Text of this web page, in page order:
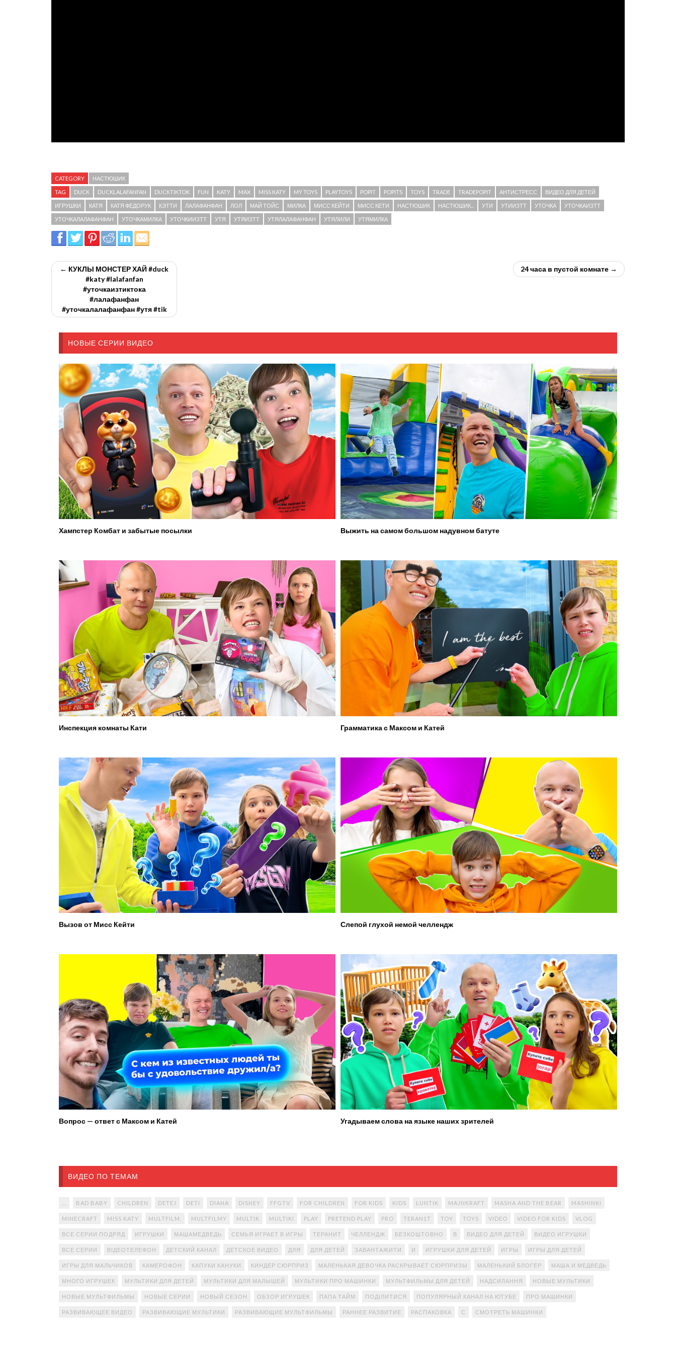
CATEGORY НАСТЮШИК
TAG DUCK DUCKLALAFANFAN DUCKTIKTOK FUN KATY MAX MISS KATY MY TOYS PLAYTOYS POPIT POPITS TOYS TRADE TRADEPOPIT АНТИСТРЕСС ВИДЕО ДЛЯ ДЕТЕЙ
ИГРУШКИ КАТЯ КАТЯ ФЕДОРУК КЭТТИ ЛАЛАФАНФАН ЛОЛ МАЙ ТОЙС МИЛКА МИСС КЕЙТИ МИСС КЕТИ НАСТЮШИК НАСТЮШИК... УТИ УТИИЗТТ УТОЧКА УТОЧКАИЗТТ
УТОЧКАЛАЛАФАНФАН УТОЧКАМИЛКА УТОЧКИИЗТТ УТЯ УТЯИЗТТ УТЯЛАЛАФАНФАН УТЯЛИЛИ УТЯМИЛКА
← КУКЛЫ МОНСТЕР ХАЙ #duck
#katy #lalafanfan
#уточкаизтиктока
#лалафанфан
#уточкалалафанфан #утя #tik
24 часа в пустой комнате →
НОВЫЕ СЕРИИ ВИДЕО
Хампстер Комбат и забытые посылки Выжить на самом большом надувном батуте
Инспекция комнаты Кати Грамматика с Максом и Катей
Вызов от Мисс Кейти Слепой глухой немой челлендж
Вопрос — ответ с Максом и Катей Угадываем слова на языке наших зрителей
ВИДЕО ПО ТЕМАМ
BAD BABY CHILDREN DETEJ DETI DIANA DISNEY FFGTV FOR CHILDREN FOR KIDS KIDS LUNTIK MAJNKRAFT MASHA AND THE BEAR MASHINKI
MINECRAFT MISS KATY MULTFILM. MULTFILMY MULTIK MULTIKI PLAY PRETEND PLAY PRO TERAN1T TOY TOYS VIDEO VIDEO FOR KIDS VLOG
ВСЕ СЕРИИ ПОДРЯД ИГРУШКИ МАШАМЕДВЕДЬ СЕМЬЯ ИГРАЕТ В ИГРЫ ТЕРАНИТ ЧЕЛЛЕНДЖ БЕЗКОШТОВНО В ВИДЕО ДЛЯ ДЕТЕЙ ВИДЕО ИГРУШКИ
ВСЕ СЕРИИ ВІДЕОТЕЛЕФОН ДЕТСКИЙ КАНАЛ ДЕТСКОЕ ВИДЕО ДЛЯ ДЛЯ ДЕТЕЙ ЗАВАНТАЖИТИ И ИГРУШКИ ДЛЯ ДЕТЕЙ ИГРЫ ИГРЫ ДЛЯ ДЕТЕЙ
ИГРЫ ДЛЯ МАЛЬЧИКОВ КАМЕРОФОН КАПУКИ КАНУКИ КИНДЕР СЮРПРИЗ МАЛЕНЬКАЯ ДЕВОЧКА РАСКРЫВАЕТ СЮРПРИЗЫ МАЛЕНЬКИЙ БЛОГЕР МАША И МЕДВЕДЬ
МНОГО ИГРУШЕК МУЛЬТИКИ ДЛЯ ДЕТЕЙ МУЛЬТИКИ ДЛЯ МАЛЫШЕЙ МУЛЬТИКИ ПРО МАШИНКИ МУЛЬТФИЛЬМЫ ДЛЯ ДЕТЕЙ НАДСИЛАННЯ НОВЫЕ МУЛЬТИКИ
НОВЫЕ МУЛЬТФИЛЬМЫ НОВЫЕ СЕРИИ НОВЫЙ СЕЗОН ОБЗОР ИГРУШЕК ПАПА ТАЙМ ПОДІЛИТИСЯ ПОПУЛЯРНЫЙ КАНАЛ НА ЮТУБЕ ПРО МАШИНКИ
РАЗВИВАЮЩЕЕ ВИДЕО РАЗВИВАЮЩИЕ МУЛЬТИКИ РАЗВИВАЮЩИЕ МУЛЬТФИЛЬМЫ РАННЕЕ РАЗВИТИЕ РАСПАКОВКА С СМОТРЕТЬ МАШИНКИ